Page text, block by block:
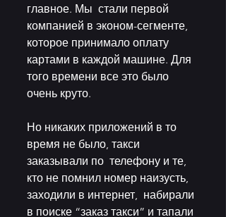
главное. Мы  стали первой
компанией в эконом-сегменте,
которое принимало оплату
картами в каждой машине. Для
того времени все это было
очень круто.
Но никаких приложений в то
время не было, такси
заказывали по  телефону и те,
кто не помнил номер наизусть,
заходили в интернет,  набирали
в поиске “заказ такси” и тапали